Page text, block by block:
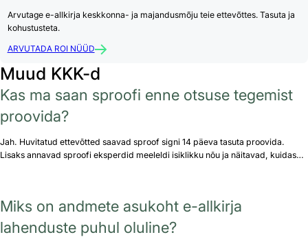
Arvutage e-allkirja keskkonna- ja majandusmõju teie ettevõttes. Tasuta ja
kohustusteta.
ARVUTADA ROI NÜÜD
Muud KKK-d
Kas ma saan sproofi enne otsuse tegemist
proovida?
Jah. Huvitatud ettevõtted saavad sproof signi 14 päeva tasuta proovida.
Lisaks annavad sproofi eksperdid meeleldi isiklikku nõu ja näitavad, kuidas…
Miks on andmete asukoht e-allkirja
lahenduste puhul oluline?